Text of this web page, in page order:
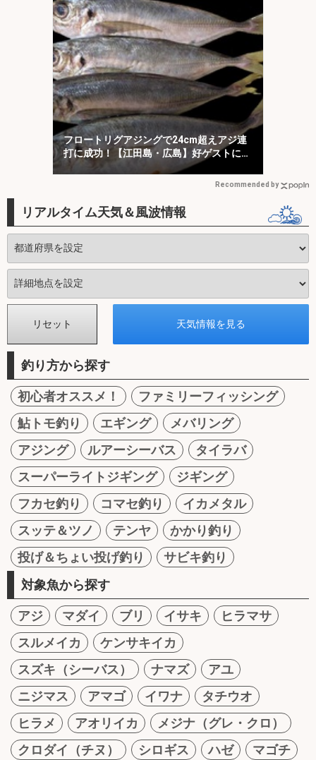
フロートリグアジングで24cm超えアジ連
打に成功！【江田島・広島】好ゲストに
45cmマダイ
Recommended by
リアルタイム天気＆風波情報
釣り方から探す
初心者オススメ！
ファミリーフィッシング
鮎トモ釣り
エギング
メバリング
アジング
ルアーシーバス
タイラバ
スーパーライトジギング
ジギング
フカセ釣り
コマセ釣り
イカメタル
スッテ＆ツノ
テンヤ
かかり釣り
投げ＆ちょい投げ釣り
サビキ釣り
対象魚から探す
アジ マダイ ブリ イサキ
ヒラマサ
スルメイカ
ケンサキイカ
スズキ（シーバス）
ナマズ
アユ
ニジマス
アマゴ イワナ
タチウオ
ヒラメ
アオリイカ
メジナ（グレ・クロ）
クロダイ（チヌ）
シロギス ハゼ マゴチ